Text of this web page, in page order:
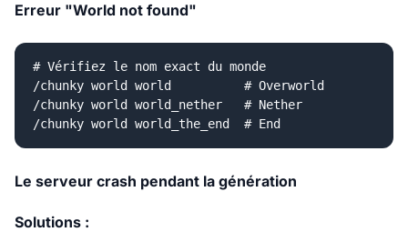
Erreur "World not found"
# Vérifiez le nom exact du monde
/chunky world world          # Overworld
/chunky world world_nether   # Nether
Le serveur crash pendant la génération
Solutions :